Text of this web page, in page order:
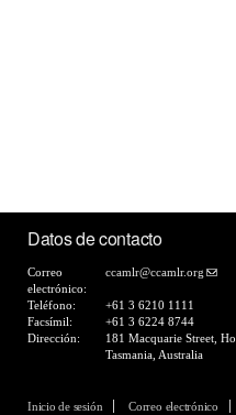
Datos de contacto
Correo
electrónico:
ccamlr@ccamlr.org
Teléfono:
+61 3 6210 1111
Facsímil:
+61 3 6224 8744
Dirección:
181 Macquarie Street,
Tasmania, Australia
Inicio de sesión Correo electrónico